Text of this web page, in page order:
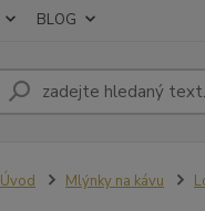
BLOG
Úvod Mlýnky na kávu